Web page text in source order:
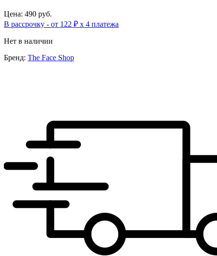
Цена: 490 руб.
В рассрочку - от 122 ₽ х 4 платежа
Нет в наличии
Бренд: The Face Shop